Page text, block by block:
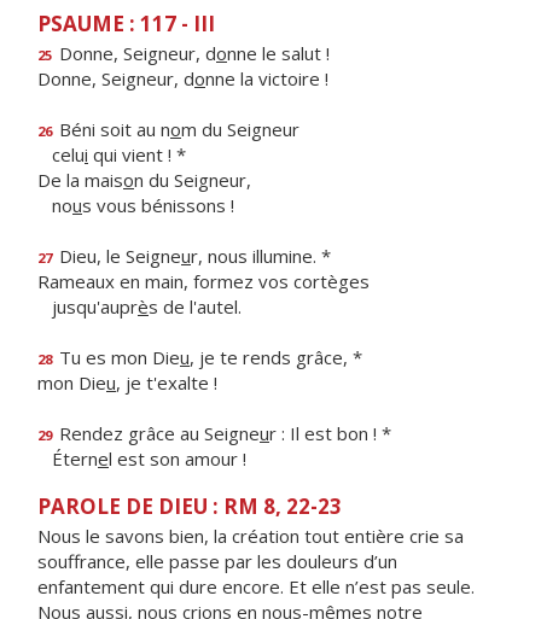
PSAUME : 117 - III
25 Donne, Seigneur, donne le salut !
Donne, Seigneur, donne la victoire !
26 Béni soit au nom du Seigneur
celui qui vient ! *
De la maison du Seigneur,
nous vous bénissons !
27 Dieu, le Seigneur, nous illumine. *
Rameaux en main, formez vos cortèges
jusqu'auprès de l'autel.
28 Tu es mon Dieu, je te rends grâce, *
mon Dieu, je t'exalte !
29 Rendez grâce au Seigneur : Il est bon ! *
Éternel est son amour !
PAROLE DE DIEU : RM 8, 22-23
Nous le savons bien, la création tout entière crie sa
souffrance, elle passe par les douleurs d’un
enfantement qui dure encore. Et elle n’est pas seule.
Nous aussi, nous crions en nous-mêmes notre